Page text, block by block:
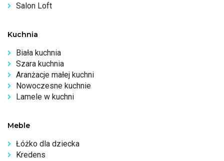
Salon Loft
Kuchnia
Biała kuchnia
Szara kuchnia
Aranżacje małej kuchni
Nowoczesne kuchnie
Lamele w kuchni
Meble
Łóżko dla dziecka
Kredens